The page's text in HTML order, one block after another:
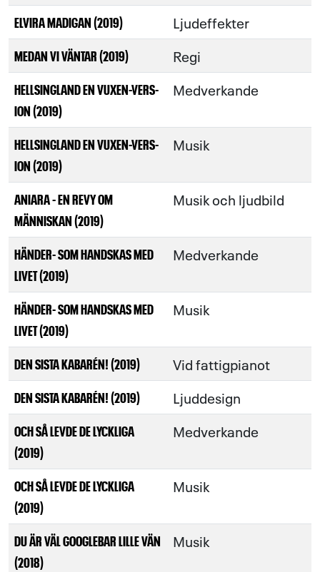
ELVIRA MADIGAN (2019) Ljudeffekter
MEDAN VI VÄNTAR (2019) Regi
HELLSINGLAND EN VUXEN-VERS-
ION (2019)
Medverkande
HELLSINGLAND EN VUXEN-VERS-
ION (2019)
Musik
ANIARA - EN REVY OM
MÄNNISKAN (2019)
Musik och ljudbild
HÄNDER- SOM HANDSKAS MED
LIVET (2019)
Medverkande
HÄNDER- SOM HANDSKAS MED
LIVET (2019)
Musik
DEN SISTA KABARÉN! (2019) Vid fattigpianot
DEN SISTA KABARÉN! (2019) Ljuddesign
OCH SÅ LEVDE DE LYCKLIGA
(2019)
Medverkande
OCH SÅ LEVDE DE LYCKLIGA
(2019)
Musik
DU ÄR VÄL GOOGLEBAR LILLE VÄN
(2018)
Musik